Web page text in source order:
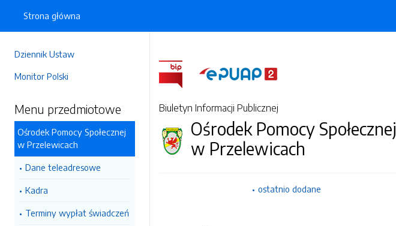
Dziennik Ustaw
Monitor Polski
Menu przedmiotowe
Ośrodek Pomocy Społecznej
w Przelewicach
Dane teleadresowe
Kadra
Terminy wypłat świadczeń
Strona główna
Biuletyn Informacji Publicznej
Ośrodek Pomocy Społecznej
w Przelewicach
ostatnio dodane